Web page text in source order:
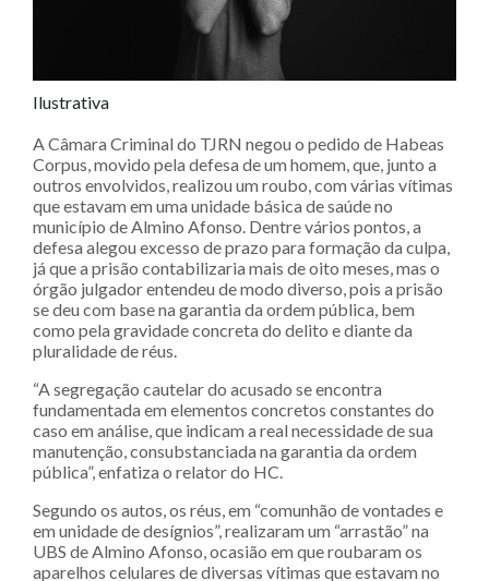
Ilustrativa
A Câmara Criminal do TJRN negou o pedido de Habeas
Corpus, movido pela defesa de um homem, que, junto a
outros envolvidos, realizou um roubo, com várias vítimas
que estavam em uma unidade básica de saúde no
município de Almino Afonso. Dentre vários pontos, a
defesa alegou excesso de prazo para formação da culpa,
já que a prisão contabilizaria mais de oito meses, mas o
órgão julgador entendeu de modo diverso, pois a prisão
se deu com base na garantia da ordem pública, bem
como pela gravidade concreta do delito e diante da
pluralidade de réus.
“A segregação cautelar do acusado se encontra
fundamentada em elementos concretos constantes do
caso em análise, que indicam a real necessidade de sua
manutenção, consubstanciada na garantia da ordem
pública”, enfatiza o relator do HC.
Segundo os autos, os réus, em “comunhão de vontades e
em unidade de desígnios”, realizaram um “arrastão” na
UBS de Almino Afonso, ocasião em que roubaram os
aparelhos celulares de diversas vítimas que estavam no